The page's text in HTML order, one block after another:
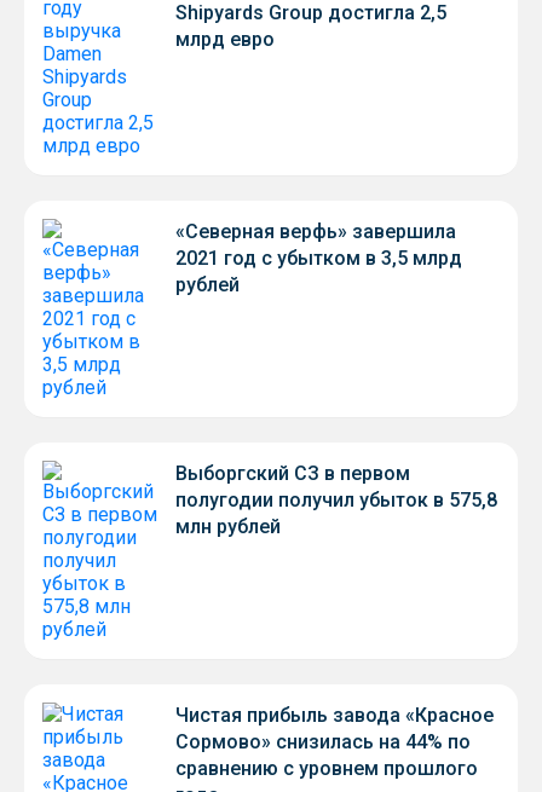
Shipyards Group достигла 2,5
млрд евро
«Северная верфь» завершила
2021 год с убытком в 3,5 млрд
рублей
Выборгский СЗ в первом
полугодии получил убыток в 575,8
млн рублей
Чистая прибыль завода «Красное
Сормово» снизилась на 44% по
сравнению с уровнем прошлого